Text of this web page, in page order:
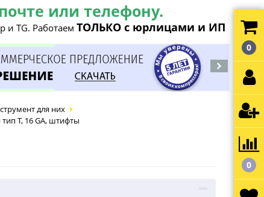
или телефону.
и TG. Работаем ТОЛЬКО с юрлицами и ИП
для них
T, 16 GA, штифты
0
0